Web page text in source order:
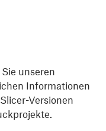
unseren
Informationen
Versionen